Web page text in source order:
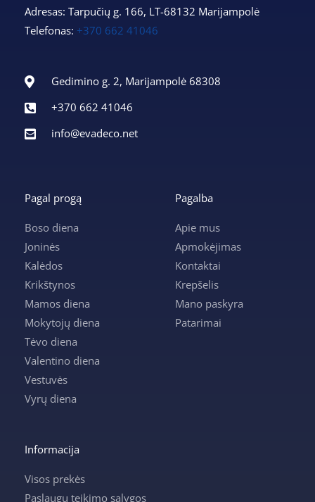
Adresas: Tarpučių g. 166, LT-68132 Marijampolė
Telefonas: +370 662 41046
Gedimino g. 2, Marijampolė 68308
+370 662 41046
info@evadeco.net
Pagal progą
Boso diena
Joninės
Kalėdos
Krikštynos
Mamos diena
Mokytojų diena
Tėvo diena
Valentino diena
Vestuvės
Vyrų diena
Pagalba
Apie mus
Apmokėjimas
Kontaktai
Krepšelis
Mano paskyra
Patarimai
Informacija
Visos prekės
Paslaugų teikimo sąlygos